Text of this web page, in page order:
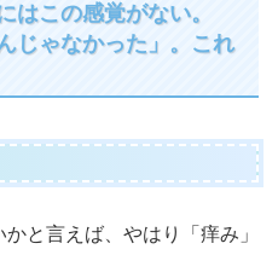
はこの感覚がない。
じゃなかった」。これ
と言えば、やはり「痒み」